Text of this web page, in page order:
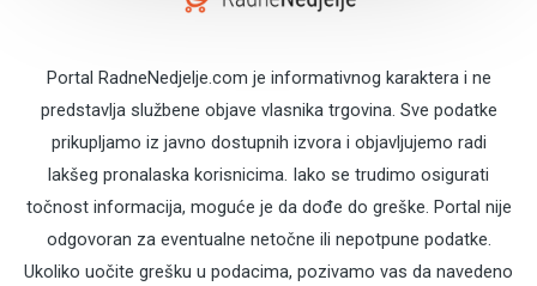
Portal RadneNedjelje.com je informativnog karaktera i ne
predstavlja službene objave vlasnika trgovina. Sve podatke
prikupljamo iz javno dostupnih izvora i objavljujemo radi
lakšeg pronalaska korisnicima. Iako se trudimo osigurati
točnost informacija, moguće je da dođe do greške. Portal nije
odgovoran za eventualne netočne ili nepotpune podatke.
Ukoliko uočite grešku u podacima, pozivamo vas da navedeno